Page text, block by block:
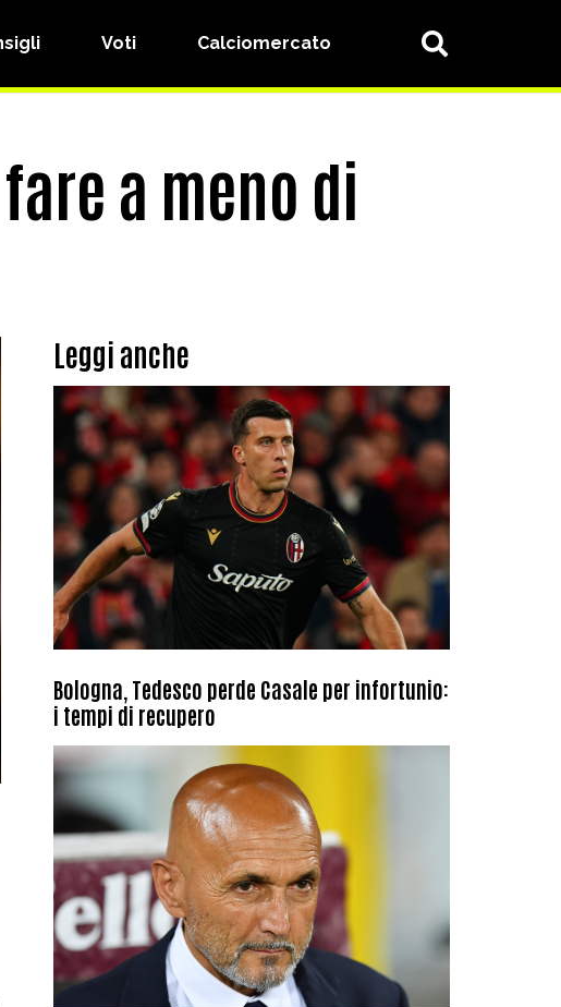
Voti Calciomercato
a meno di
Leggi anche
Bologna, Tedesco perde Casale per infortunio:
i tempi di recupero